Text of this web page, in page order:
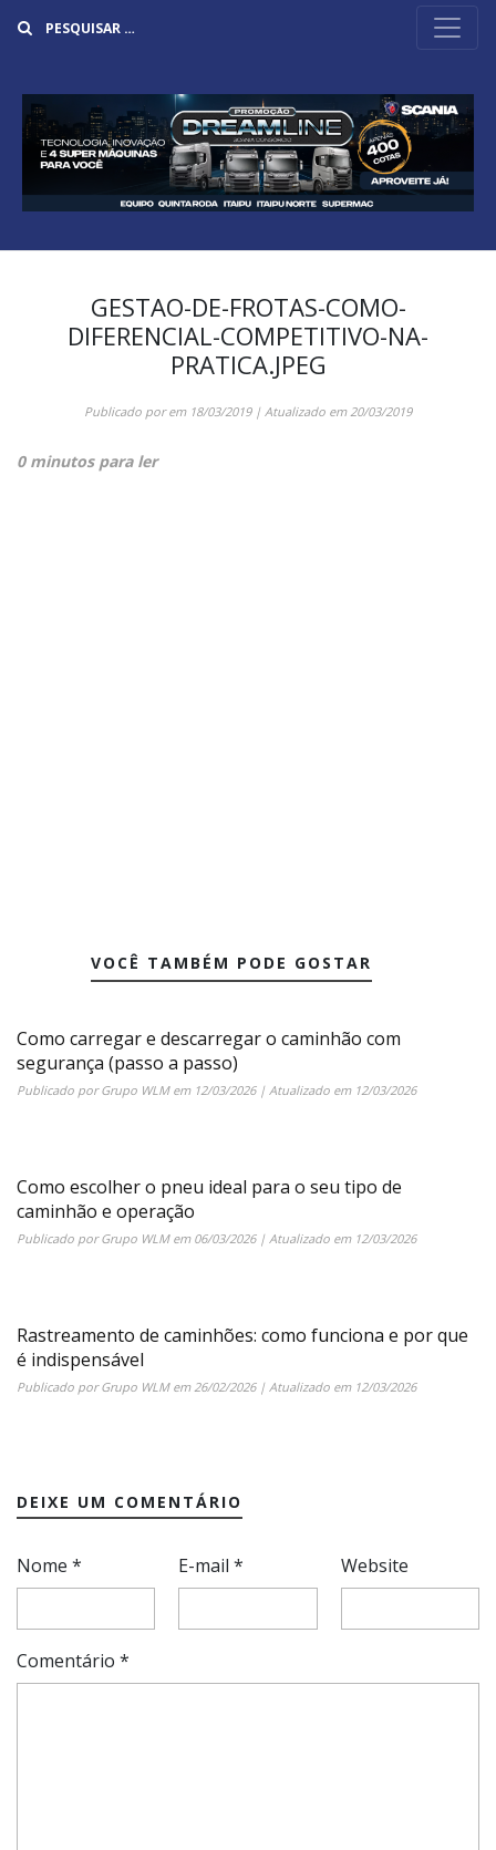
GESTAO-DE-FROTAS-COMO-
DIFERENCIAL-COMPETITIVO-NA-
PRATICA.JPEG
Publicado porem 18/03/2019| Atualizado em20/03/2019
0 minutos para ler
VOCÊ TAMBÉM PODE GOSTAR
Como carregar e descarregar o caminhão com
segurança (passo a passo)
Publicado porGrupo WLMem 12/03/2026| Atualizado em 12/03/2026
Como escolher o pneu ideal para o seu tipo de
caminhão e operação
Publicado porGrupo WLMem 06/03/2026| Atualizado em 12/03/2026
Rastreamento de caminhões: como funciona e por que
é indispensável
Publicado porGrupo WLMem26/02/2026| Atualizado em 12/03/2026
DEIXE UM COMENTÁRIO
Nome * E-mail* Website
Comentário *